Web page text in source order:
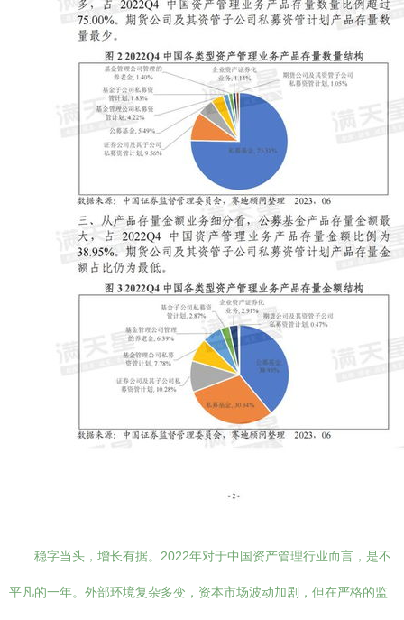
稳字当头，增长有据。2022年对于中国资产管理行业而言，是不
平凡的一年。外部环境复杂多变，资本市场波动加剧，但在严格的监